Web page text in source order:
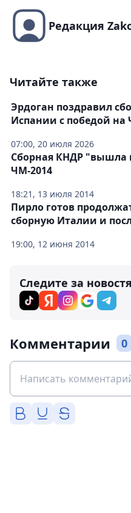
Редакция
Читайте также
07:00, 20 июля 2026
Эрдоган поздравил
Испании с победой на
18:21, 13 июля 2014
Сборная КНДР "вышла
ЧМ-2014
19:00, 12 июня 2014
Пирло готов
сборную Италии и
Следите за
Комментарии 0